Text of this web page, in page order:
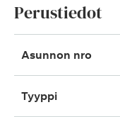
Perustiedot
Asunnon nro
Tyyppi